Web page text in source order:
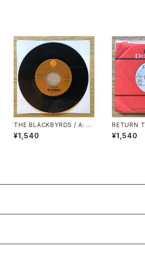
THE BLACKBYRDS / A: FL
YIN’ HIGH / B: ALL I ASK
¥1,540
RETURN
A:
(STEREO)
¥1,540